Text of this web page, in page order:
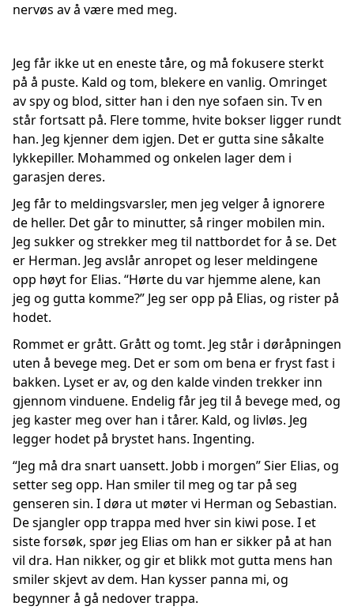
nervøs av å være med meg.
Jeg får ikke ut en eneste tåre, og må fokusere sterkt
på å puste. Kald og tom, blekere en vanlig. Omringet
av spy og blod, sitter han i den nye sofaen sin. Tv en
står fortsatt på. Flere tomme, hvite bokser ligger rundt
han. Jeg kjenner dem igjen. Det er gutta sine såkalte
lykkepiller. Mohammed og onkelen lager dem i
garasjen deres.
Jeg får to meldingsvarsler, men jeg velger å ignorere
de heller. Det går to minutter, så ringer mobilen min.
Jeg sukker og strekker meg til nattbordet for å se. Det
er Herman. Jeg avslår anropet og leser meldingene
opp høyt for Elias. “Hørte du var hjemme alene, kan
jeg og gutta komme?” Jeg ser opp på Elias, og rister på
hodet.
Rommet er grått. Grått og tomt. Jeg står i døråpningen
uten å bevege meg. Det er som om bena er fryst fast i
bakken. Lyset er av, og den kalde vinden trekker inn
gjennom vinduene. Endelig får jeg til å bevege med, og
jeg kaster meg over han i tårer. Kald, og livløs. Jeg
legger hodet på brystet hans. Ingenting.
“Jeg må dra snart uansett. Jobb i morgen” Sier Elias, og
setter seg opp. Han smiler til meg og tar på seg
genseren sin. I døra ut møter vi Herman og Sebastian.
De sjangler opp trappa med hver sin kiwi pose. I et
siste forsøk, spør jeg Elias om han er sikker på at han
vil dra. Han nikker, og gir et blikk mot gutta mens han
smiler skjevt av dem. Han kysser panna mi, og
begynner å gå nedover trappa.